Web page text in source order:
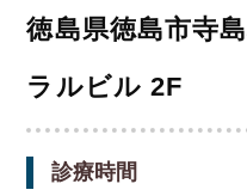
徳島県徳島市寺
ラルビル 2F
診療時間